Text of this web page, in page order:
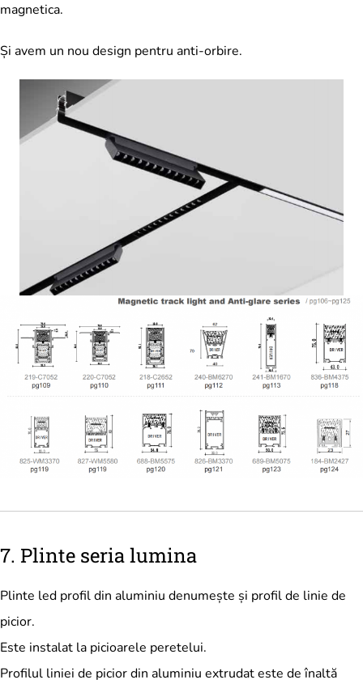
magnetica.
Și avem un nou design pentru anti-orbire.
7. Plinte seria lumina
Plinte led profil din aluminiu denumește și profil de linie de
picior.
Este instalat la picioarele peretelui.
Profilul liniei de picior din aluminiu extrudat este de înaltă